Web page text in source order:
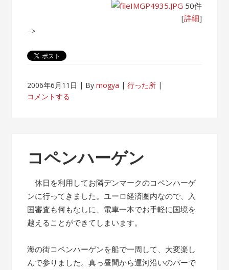
IMGP4935.JPG 50件
[詳細]
–>
2006年6月11日 Bymogya
行った所
コメントする
コペンハーゲン
休日を利用してお隣デンマークのコペンハーゲ
ンに行ってきました。ユーロ経済圏内なので、入
国審査も何もなしに、電車一本でお手軽に国境を
越えることができてしまいます。
海の街コペンハーゲンを船で一周して、大変楽し
んで参りました。真っ昼間から運河沿いのバーで